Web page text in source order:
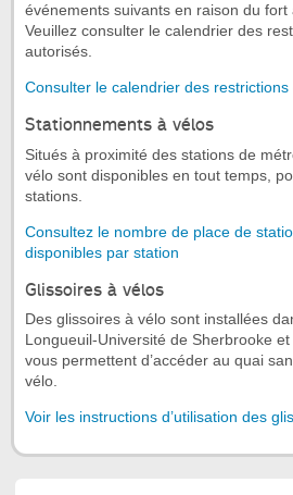
événements suivants en raison du fort
Veuillez consulter le calendrier des
autorisés.
Consulter le calendrier des
Stationnements à vélos
Situés à proximité des stations de
vélo sont disponibles en tout temps,
stations.
Consultez le nombre de place de
disponibles par station
Glissoires à vélos
Des glissoires à vélo sont installées
Longueuil-Université de Sherbrooke
vous permettent d’accéder au quai
vélo.
Voir les instructions d’utilisation des